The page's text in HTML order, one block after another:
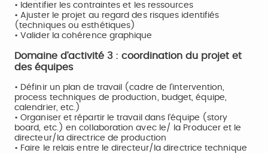
• Identifier les contraintes et les ressources
• Ajuster le projet au regard des risques identifiés
(techniques ou esthétiques)
• Valider la cohérence graphique
Domaine d’activité 3 : coordination du projet et
des équipes
• Définir un plan de travail (cadre de l’intervention,
process techniques de production, budget, équipe,
calendrier, etc.)
• Organiser et répartir le travail dans l’équipe (story
board, etc.) en collaboration avec le/ la Producer et le
directeur/la directrice de production
• Faire le relais entre le directeur/la directrice technique